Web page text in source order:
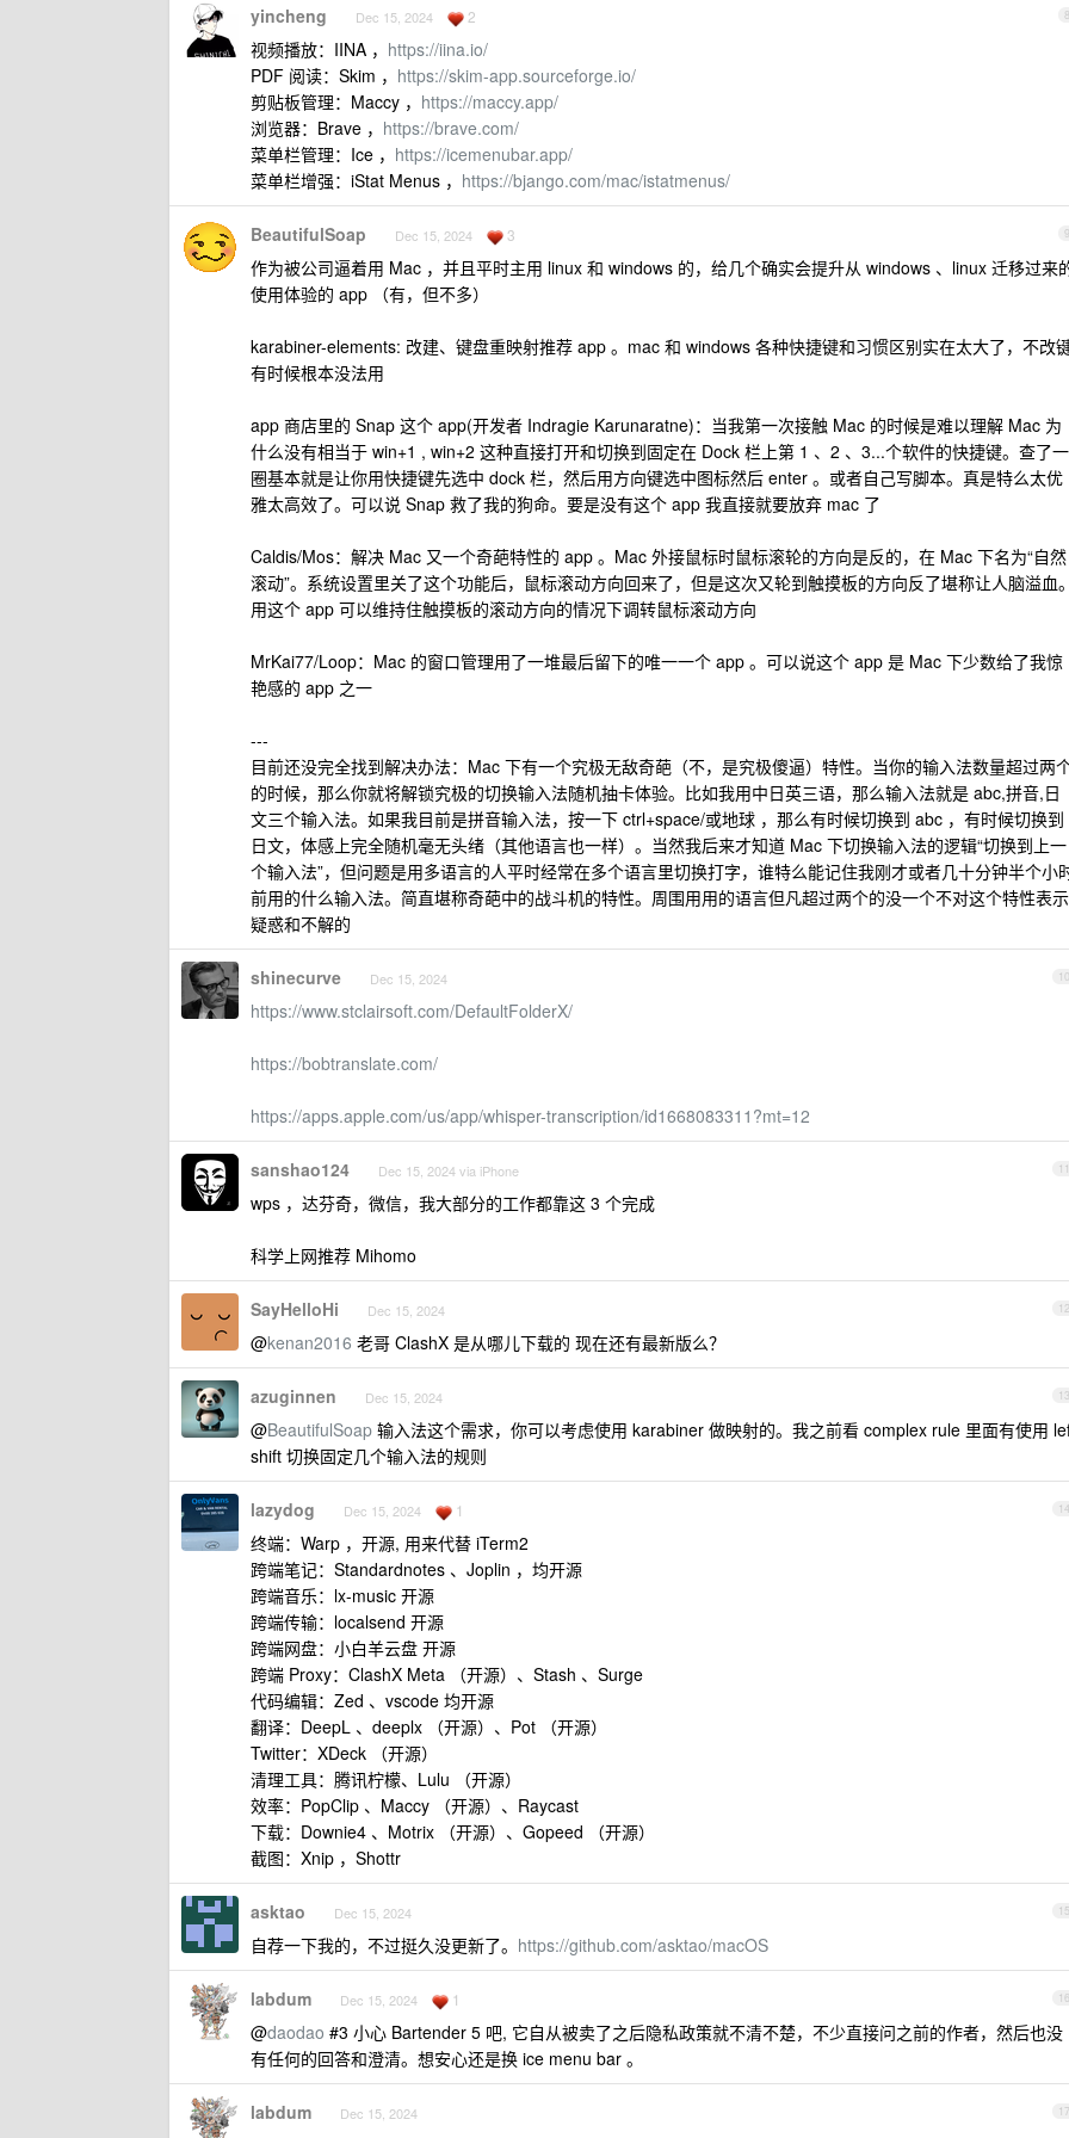
8
yincheng Dec 15, 2024 2
视频播放：IINA ， https://iina.io/
PDF 阅读：Skim ， https://skim-app.sourceforge.io/
剪贴板管理：Maccy ， https://maccy.app/
浏览器：Brave ， https://brave.com/
菜单栏管理：Ice ， https://icemenubar.app/
菜单栏增强：iStat Menus ， https://bjango.com/mac/istatmenus/
9
BeautifulSoap Dec 15, 2024 3
作为被公司逼着用 Mac ，并且平时主用 linux 和 windows 的，给几个确实会提升从 windows 、linux 迁移过来
使用体验的 app （有，但不多）
karabiner-elements: 改建、键盘重映射推荐 app 。mac 和 windows 各种快捷键和习惯区别实在太大了，不改
有时候根本没法用
app 商店里的 Snap 这个 app(开发者 Indragie Karunaratne)：当我第一次接触 Mac 的时候是难以理解 Mac 为
什么没有相当于 win+1 , win+2 这种直接打开和切换到固定在 Dock 栏上第 1 、2 、3...个软件的快捷键。查了一
圈基本就是让你用快捷键先选中 dock 栏，然后用方向键选中图标然后 enter 。或者自己写脚本。真是特么太优
雅太高效了。可以说 Snap 救了我的狗命。要是没有这个 app 我直接就要放弃 mac 了
Caldis/Mos：解决 Mac 又一个奇葩特性的 app 。Mac 外接鼠标时鼠标滚轮的方向是反的，在 Mac 下名为“自然
滚动”。系统设置里关了这个功能后，鼠标滚动方向回来了，但是这次又轮到触摸板的方向反了堪称让人脑溢血。
用这个 app 可以维持住触摸板的滚动方向的情况下调转鼠标滚动方向
MrKai77/Loop：Mac 的窗口管理用了一堆最后留下的唯一一个 app 。可以说这个 app 是 Mac 下少数给了我惊
艳感的 app 之一
---
目前还没完全找到解决办法：Mac 下有一个究极无敌奇葩（不，是究极傻逼）特性。当你的输入法数量超过两
的时候，那么你就将解锁究极的切换输入法随机抽卡体验。比如我用中日英三语，那么输入法就是 abc,拼音,日
文三个输入法。如果我目前是拼音输入法，按一下 ctrl+space/或地球 ，那么有时候切换到 abc ，有时候切换到
日文，体感上完全随机毫无头绪（其他语言也一样）。当然我后来才知道 Mac 下切换输入法的逻辑“切换到上一
个输入法”，但问题是用多语言的人平时经常在多个语言里切换打字，谁特么能记住我刚才或者几十分钟半个小
前用的什么输入法。简直堪称奇葩中的战斗机的特性。周围用用的语言但凡超过两个的没一个不对这个特性表示
疑惑和不解的
10
shinecurve Dec 15, 2024
https://www.stclairsoft.com/DefaultFolderX/
https://bobtranslate.com/
https://apps.apple.com/us/app/whisper-transcription/id1668083311?mt=12
11
sanshao124 Dec 15, 2024 via iPhone
wps ，达芬奇，微信，我大部分的工作都靠这 3 个完成
科学上网推荐 Mihomo
12
SayHelloHi Dec 15, 2024
@kenan2016 老哥 ClashX 是从哪儿下载的 现在还有最新版么？
13
azuginnen Dec 15, 2024
@BeautifulSoap 输入法这个需求，你可以考虑使用 karabiner 做映射的。我之前看 complex rule 里面有使用
shift 切换固定几个输入法的规则
14
lazydog Dec 15, 2024 1
终端：Warp ，开源, 用来代替 iTerm2
跨端笔记：Standardnotes 、Joplin ，均开源
跨端音乐：lx-music 开源
跨端传输：localsend 开源
跨端网盘：小白羊云盘 开源
跨端 Proxy：ClashX Meta （开源）、Stash 、Surge
代码编辑：Zed 、vscode 均开源
翻译：DeepL 、deeplx （开源）、Pot （开源）
Twitter：XDeck （开源）
清理工具：腾讯柠檬、Lulu （开源）
效率：PopClip 、Maccy （开源）、Raycast
下载：Downie4 、Motrix （开源）、Gopeed （开源）
截图：Xnip ，Shottr
15
asktao Dec 15, 2024
自荐一下我的，不过挺久没更新了。 https://github.com/asktao/macOS
16
labdum Dec 15, 2024 1
@daodao #3 小心 Bartender 5 吧, 它自从被卖了之后隐私政策就不清不楚，不少直接问之前的作者，然后也没
有任何的回答和澄清。想安心还是换 ice menu bar 。
17
labdum Dec 15, 2024